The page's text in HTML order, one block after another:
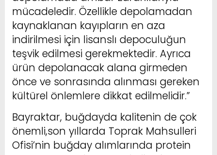
mücadeledir. Özellikle depolamadan
kaynaklanan kayıpların en aza
indirilmesi için lisanslı depoculuğun
teşvik edilmesi gerekmektedir. Ayrıca
ürün depolanacak alana girmeden
önce ve sonrasında alınması gereken
kültürel önlemlere dikkat edilmelidir.”
Bayraktar, buğdayda kalitenin de çok
önemli,son yıllarda Toprak Mahsulleri
Ofisi’nin buğday alımlarında protein